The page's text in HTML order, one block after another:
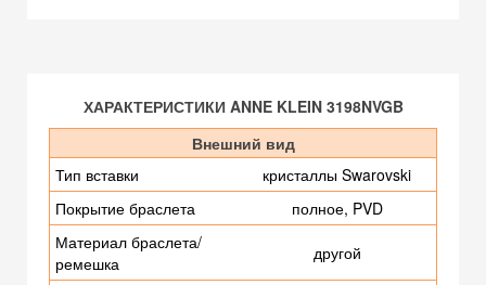
ХАРАКТЕРИСТИКИ ANNE KLEIN 3198NVGB
Внешний вид
Тип вставки
кристаллы Swarovski
Покрытие браслета
полное, PVD
Материал браслета/
ремешка
другой